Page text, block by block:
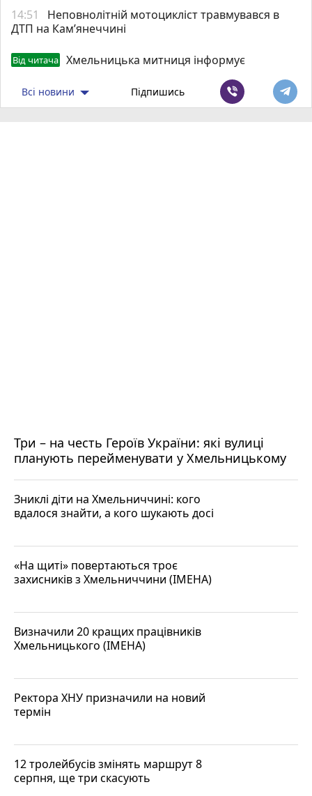
14:51
Неповнолітній мотоцикліст травмувався в
ДТП на Кам’янеччині
Від читача Хмельницька митниця інформує
Всі новини Підпишись
Три – на честь Героїв України: які вулиці
планують перейменувати у Хмельницькому
Зниклі діти на Хмельниччині: кого
вдалося знайти, а кого шукають досі
«На щиті» повертаються троє
захисників з Хмельниччини (ІМЕНА)
Визначили 20 кращих працівників
Хмельницького (ІМЕНА)
Ректора ХНУ призначили на новий
термін
12 тролейбусів змінять маршрут 8
серпня, ще три скасують